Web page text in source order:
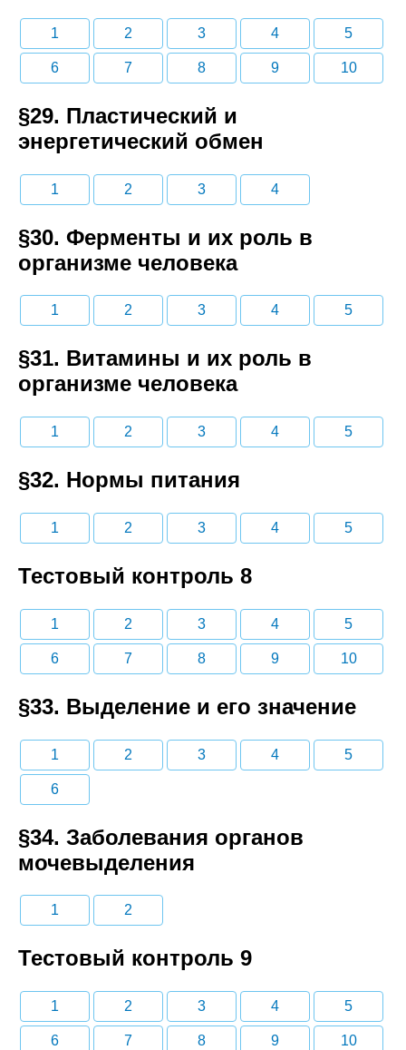
1 2 3 4 5
6 7 8 9 10
§29. Пластический и
энергетический обмен
1 2 3 4
§30. Ферменты и их роль в
организме человека
1 2 3 4 5
§31. Витамины и их роль в
организме человека
1 2 3 4 5
§32. Нормы питания
1 2 3 4 5
Тестовый контроль 8
1 2 3 4 5
6 7 8 9 10
§33. Выделение и его значение
1 2 3 4 5
6
§34. Заболевания органов
мочевыделения
1 2
Тестовый контроль 9
1 2 3 4 5
6 7 8 9 10